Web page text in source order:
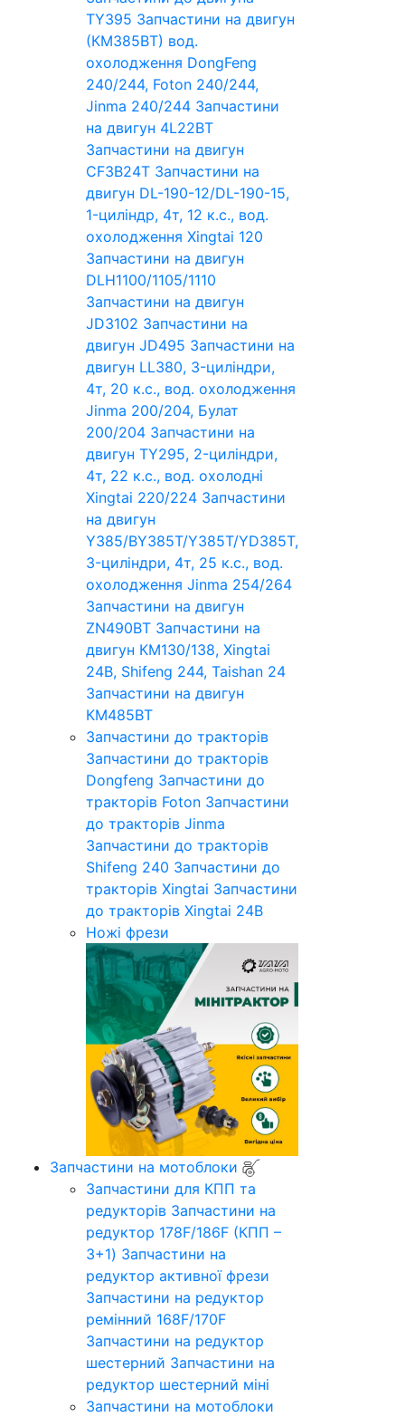
TY395 Запчастини на двигун
(КМ385ВТ) вод.
охолодження DongFeng
240/244, Foton 240/244,
Jinma 240/244 Запчастини
на двигун 4L22BT
Запчастини на двигун
CF3B24T Запчастини на
двигун DL-190-12/DL-190-15,
1-циліндр, 4т, 12 к.с., вод.
охолодження Xingtai 120
Запчастини на двигун
DLH1100/1105/1110
Запчастини на двигун
JD3102 Запчастини на
двигун JD495 Запчастини на
двигун LL380, 3-циліндри,
4т, 20 к.с., вод. охолодження
Jinma 200/204, Булат
200/204 Запчастини на
двигун TY295, 2-циліндри,
4т, 22 к.с., вод. охолодні
Xingtai 220/224 Запчастини
на двигун
Y385/BY385T/Y385T/YD385T,
3-циліндри, 4т, 25 к.с., вод.
охолодження Jinma 254/264
Запчастини на двигун
ZN490BT Запчастини на
двигун КМ130/138, Xingtai
24B, Shifeng 244, Taishan 24
Запчастини на двигун
КМ485ВТ
Запчастини до тракторів
Запчастини до тракторів
Dongfeng Запчастини до
тракторів Foton Запчастини
до тракторів Jinma
Запчастини до тракторів
Shifeng 240 Запчастини до
тракторів Xingtai Запчастини
до тракторів Xingtai 24B
Ножі фрези
Запчастини на мотоблоки
Запчастини для КПП та
редукторів Запчастини на
редуктор 178F/186F (КПП –
3+1) Запчастини на
редуктор активної фрези
Запчастини на редуктор
ремінний 168F/170F
Запчастини на редуктор
шестерний Запчастини на
редуктор шестерний міні
Запчастини на мотоблоки